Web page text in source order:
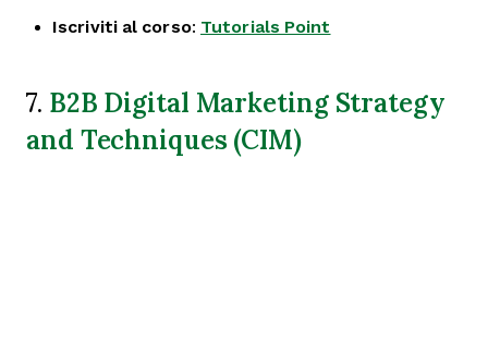
Iscriviti al corso: Tutorials Point
7. B2B Digital Marketing Strategy
and Techniques (CIM)